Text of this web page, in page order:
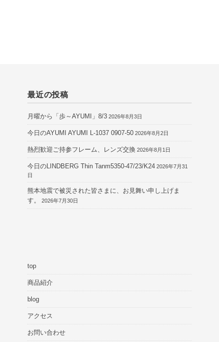
最近の投稿
月曜から「歩～AYUMI」8/3 2026年8月3日
今日のAYUMI AYUMI L-1037 0907-50 2026年8月2日
熱烈歓迎ご持参フレーム、レンズ交換 2026年8月1日
今日のLINDBERG Thin Tanm5350-47/23/K24 2026年7月31
日
熊本地震で被災された皆さまに、お見舞い申し上げま
す。
2026年7月30日
top
商品紹介
blog
アクセス
お問い合わせ